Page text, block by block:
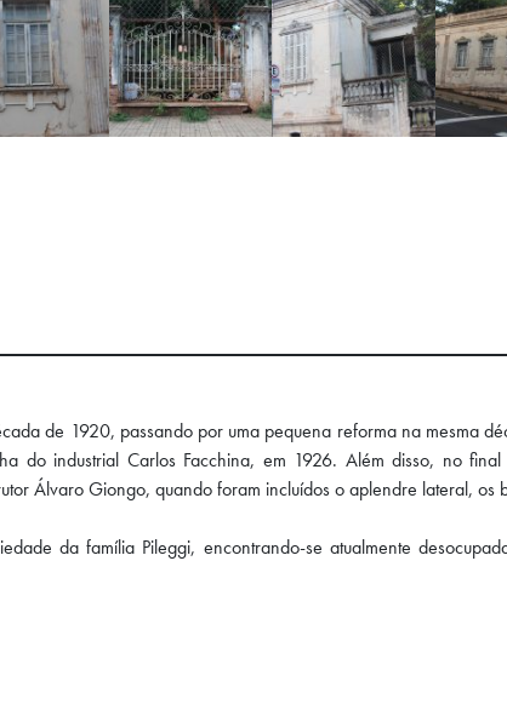
de 1920, passando por uma pequena reforma na mesma
do industrial Carlos Facchina, em 1926. Além disso, no
Álvaro Giongo, quando foram incluídos o aplendre lateral, os
da família Pileggi, encontrando-se atualmente